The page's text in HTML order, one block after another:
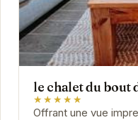
le chalet du bout
★★★★★
Offrant une vue